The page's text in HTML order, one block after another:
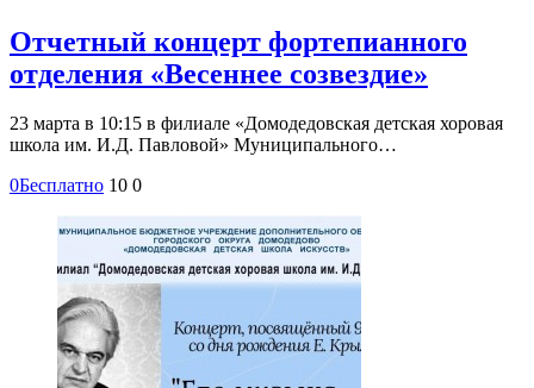
Отчетный концерт фортепианного
отделения «Весеннее созвездие»
23 марта в 10:15 в филиале «Домодедовская детская хоровая
школа им. И.Д. Павловой» Муниципального…
0Бесплатно 10 0